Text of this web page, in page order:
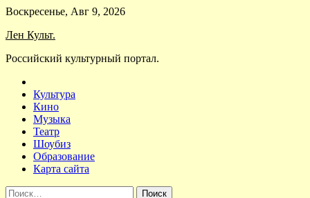
Skip
content
Воскресенье, Авг 9, 2026
Лен Культ.
Российский культурный портал.
Культура
Кино
Музыка
Театр
Шоубиз
Образование
Карта сайта
Найти: